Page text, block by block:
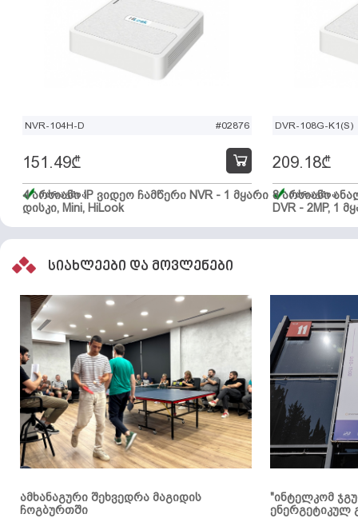
NVR-104H-D #02876
4 არხიანი IP ვიდეო ჩამწერი NVR - 1 მყარი
დისკი, Mini, HiLook
151.49₾
მარაგშია
DVR-108G-K1(S)
8 არხიანი
DVR - 2MP, 1
209.18₾
მარაგშია
სიახლეები და მოვლენები
ამხანაგური შეხვედრა მაგიდის
ჩოგბურთში
"ინტელკომ
ენერგეტიკულ